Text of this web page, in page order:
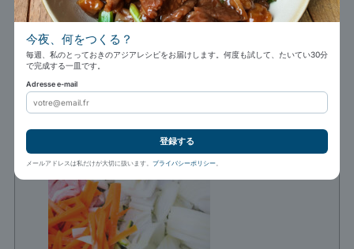
150 g 白菜, 200 g 玉ねぎ,
30 g にんじん,
150 g 豚肉
今夜、何をつくる？
毎週、私のとっておきのアジアレシピをお届けします。何度も試して、たいてい30分
で完成する一皿です。
Adresse e-mail
登録する
メールアドレスは私だけが大切に扱います。 プライバシーポリシー。